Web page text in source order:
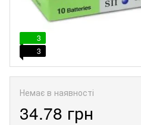
3
3
Немає в наявності
34.78 грн